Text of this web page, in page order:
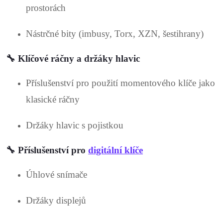
prostorách
Nástrčné bity (imbusy, Torx, XZN, šestihrany)
🔧 Klíčové ráčny a držáky hlavic
Příslušenství pro použití momentového klíče jako
klasické ráčny
Držáky hlavic s pojistkou
🔧 Příslušenství pro digitální klíče
Úhlové snímače
Držáky displejů